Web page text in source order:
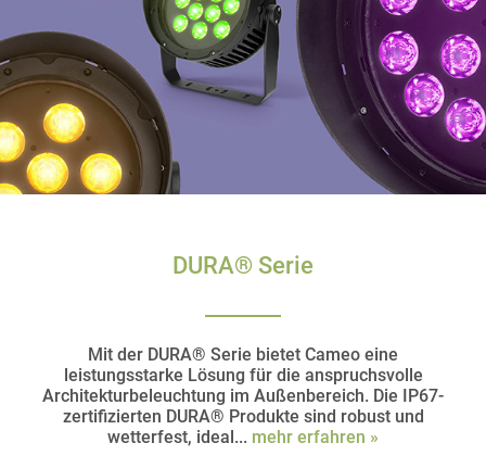
DURA® Serie
Mit der DURA® Serie bietet Cameo eine
leistungsstarke Lösung für die anspruchsvolle
Architekturbeleuchtung im Außenbereich. Die IP67-
zertifizierten DURA® Produkte sind robust und
wetterfest, ideal... mehr erfahren »